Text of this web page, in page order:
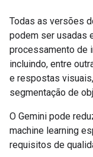
Todas as versões
podem ser usadas
processamento de
incluindo, entre
e respostas
segmentação de
O Gemini pode
machine learning
requisitos de